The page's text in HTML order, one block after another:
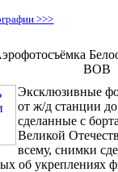
>>>
ВОВ
Эксклюзивные
от ж/д станции
сделанные с
Великой
всему, снимки
об укреплениях